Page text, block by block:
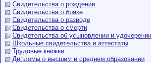
Свидетельства о рождении
Свидетельства о браке
Свидетельства о разводе
Свидетельства о смерти
Свидетельства об усыновлении и удочерении
Школьные свидетельства и аттестаты
Трудовые книжки
Дипломы о высшем и среднем образовании